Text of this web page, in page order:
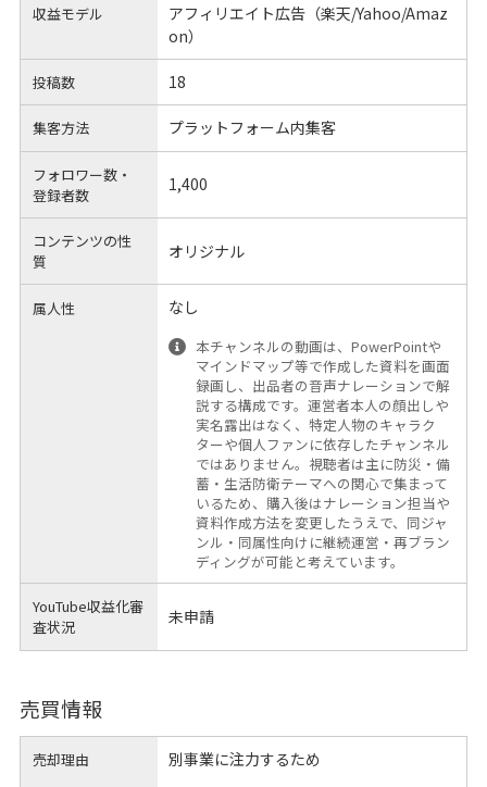
収益モデル
アフィリエイト広告（楽天/Yahoo/Amaz
on）
投稿数 18
集客方法 プラットフォーム内集客
フォロワー数・
登録者数
1,400
コンテンツの性
質
オリジナル
属人性 なし
本チャンネルの動画は、PowerPointや
マインドマップ等で作成した資料を画面
録画し、出品者の音声ナレーションで解
説する構成です。運営者本人の顔出しや
実名露出はなく、特定人物のキャラク
ターや個人ファンに依存したチャンネル
ではありません。視聴者は主に防災・備
蓄・生活防衛テーマへの関心で集まって
いるため、購入後はナレーション担当や
資料作成方法を変更したうえで、同ジャ
ンル・同属性向けに継続運営・再ブラン
ディングが可能と考えています。
YouTube収益化審
査状況
未申請
売買情報
売却理由 別事業に注力するため